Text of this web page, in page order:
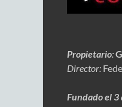
Propietario:
Director:
Fundado el 3